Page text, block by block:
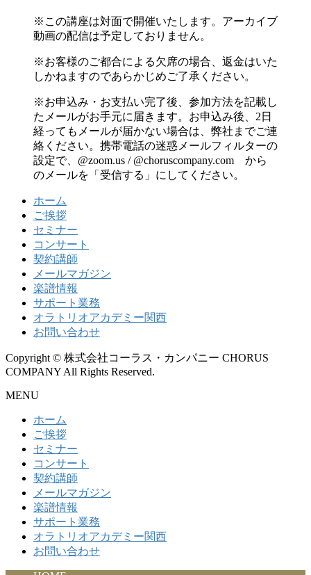
※この講座は対面で開催いたします。アーカイブ
動画の配信は予定しておりません。
※お客様のご都合による欠席の場合、返金はいた
しかねますのであらかじめご了承ください。
※お申込み・お支払い完了後、参加方法を記載し
たメールがお手元に届きます。お申込み後、2日
経ってもメールが届かない場合は、弊社までご連
絡ください。携帯電話の迷惑メールフィルターの
設定で、@zoom.us / @choruscompany.com から
のメールを「受信する」にしてください。
ホーム
ご挨拶
セミナー
コンサート
契約講師
メールマガジン
楽譜情報
サポート業務
オラトリオアカデミー関西
お問い合わせ
Copyright © 株式会社コーラス・カンパニー CHORUS
COMPANY All Rights Reserved.
MENU
ホーム
ご挨拶
セミナー
コンサート
契約講師
メールマガジン
楽譜情報
サポート業務
オラトリオアカデミー関西
お問い合わせ